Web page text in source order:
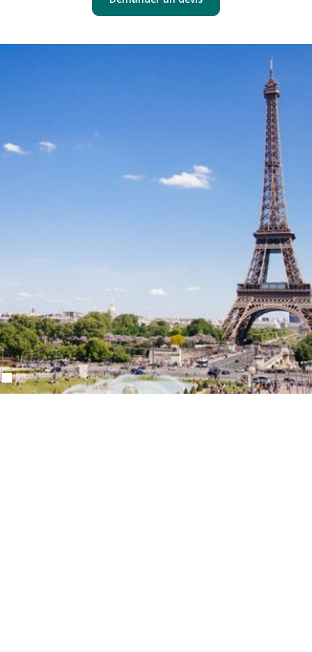
À propos de l’agence
AED groupe Ile-de-France (Paris-Ouest),
implantée localement depuis 2026, réalise les
diagnostics
immobiliers obligatoiresdans le cadre d’une vente ou d’une
location de votre bien ainsi que dans le cadre de travaux ou de
démolition dans les départementsdes Yvelines (78)etdes
Hauts-de-Seine (92).